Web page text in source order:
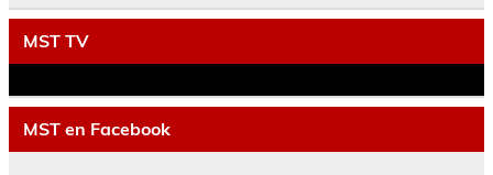
MST TV
MST en Facebook